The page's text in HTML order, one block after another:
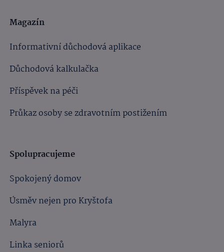
Magazín
Informativní důchodová aplikace
Důchodová kalkulačka
Příspěvek na péči
Průkaz osoby se zdravotním postižením
Spolupracujeme
Spokojený domov
Úsměv nejen pro Kryštofa
Malyra
Linka seniorů